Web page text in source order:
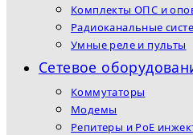
Комплекты ОПС и
Радиоканальные
Умные реле и пульты
Сетевое
Коммутаторы
Модемы
Репитеры и PoE